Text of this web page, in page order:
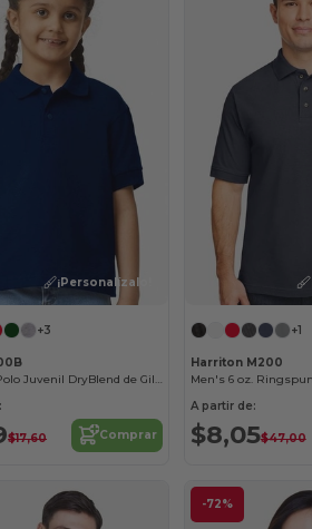
¡Personalízalo!
+3
Camiseta Polo Juvenil DryBlend de Gildan
$17,60 Comprar
+1
Harriton M200
A partir de:
$8,05$47,00
-72%